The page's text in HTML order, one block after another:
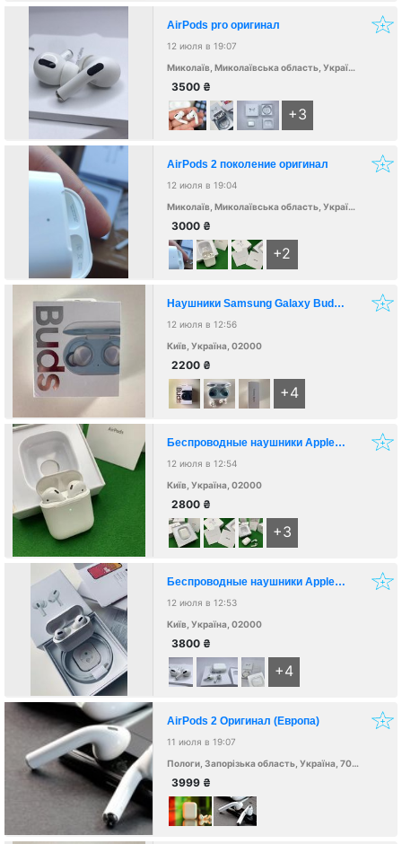
AirPods pro оригинал
12 июля в 19:07
Миколаїв, Миколаївська область, Україна, 54000
3500 ₴
+3
AirPods 2 поколение оригинал
12 июля в 19:04
Миколаїв, Миколаївська область, Україна, 54000
3000 ₴
+2
Наушники Samsung Galaxy Buds ОРИГИНАЛ
12 июля в 12:56
Київ, Україна, 02000
2200 ₴
+4
Беспроводные наушники Apple AirPods 2 с беспроводным зарядным кейсом
12 июля в 12:54
Київ, Україна, 02000
2800 ₴
+3
Беспроводные наушники Apple AirPods PRO Bluetooth 5.0 с кейсом
12 июля в 12:53
Київ, Україна, 02000
3800 ₴
+4
AirPods 2 Оригинал (Европа)
11 июля в 19:07
Пологи, Запорізька область, Україна, 70600
3999 ₴